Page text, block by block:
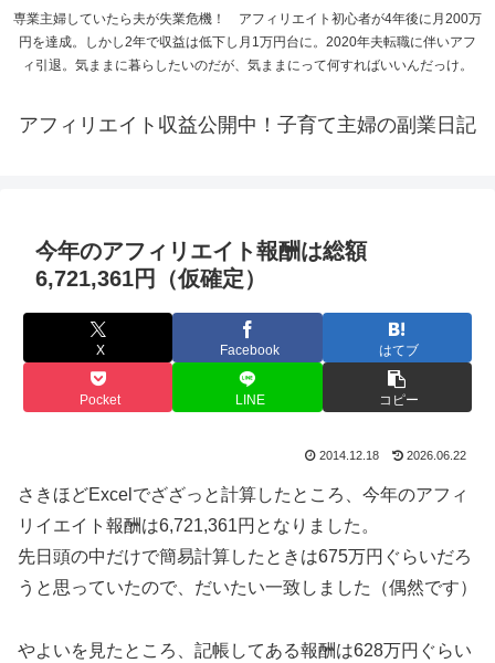
専業主婦していたら夫が失業危機！ アフィリエイト初心者が4年後に月200万
円を達成。しかし2年で収益は低下し月1万円台に。2020年夫転職に伴いアフ
ィ引退。気ままに暮らしたいのだが、気ままにって何すればいいんだっけ。
アフィリエイト収益公開中！子育て主婦の副業日記
今年のアフィリエイト報酬は総額
6,721,361円（仮確定）
X Facebook はてブ
Pocket LINE コピー
2014.12.18 2026.06.22
さきほどExcelでざざっと計算したところ、今年のアフィ
リイエイト報酬は6,721,361円となりました。
先日頭の中だけで簡易計算したときは675万円ぐらいだろ
うと思っていたので、だいたい一致しました（偶然です）
やよいを見たところ、記帳してある報酬は628万円ぐらい